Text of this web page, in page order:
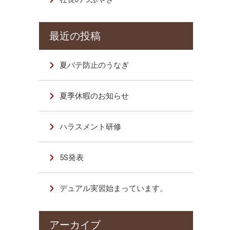
夏バテ防止のうなぎ
夏季休暇のお知らせ
ハラスメント研修
5S発表
デュアル実習始まっています。